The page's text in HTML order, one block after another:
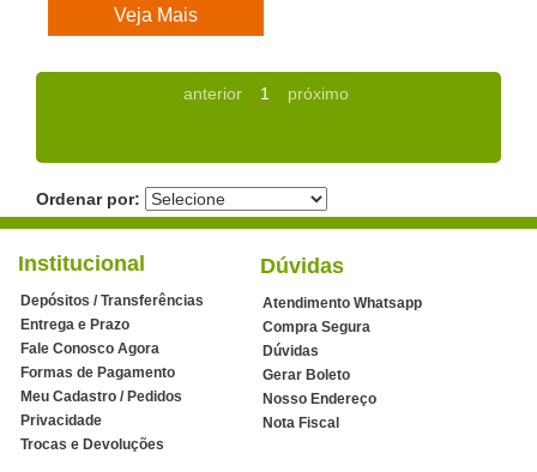
Veja Mais
anterior 1 próximo
Ordenar por:
Institucional
Depósitos / Transferências
Entrega e Prazo
Fale Conosco Agora
Formas de Pagamento
Meu Cadastro / Pedidos
Privacidade
Trocas e Devoluções
Dúvidas
Atendimento Whatsapp
Compra Segura
Dúvidas
Gerar Boleto
Nosso Endereço
Nota Fiscal